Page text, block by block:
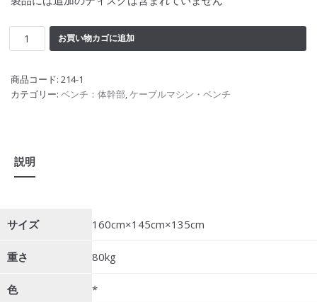
お買い物カゴに追加
商品コード: 214-1
カテゴリー: ベンチ：体幹部,ケーブルマシン・ベンチ
説明
サイズ 160cm×145cm×135cm
重さ 80kg
色 *